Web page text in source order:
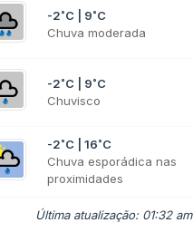
-2˚C | 9˚C
Chuva moderada
-2˚C | 9˚C
Chuvisco
-2˚C | 16˚C
Chuva esporádica nas
proximidades
Última atualização: 01:32 am